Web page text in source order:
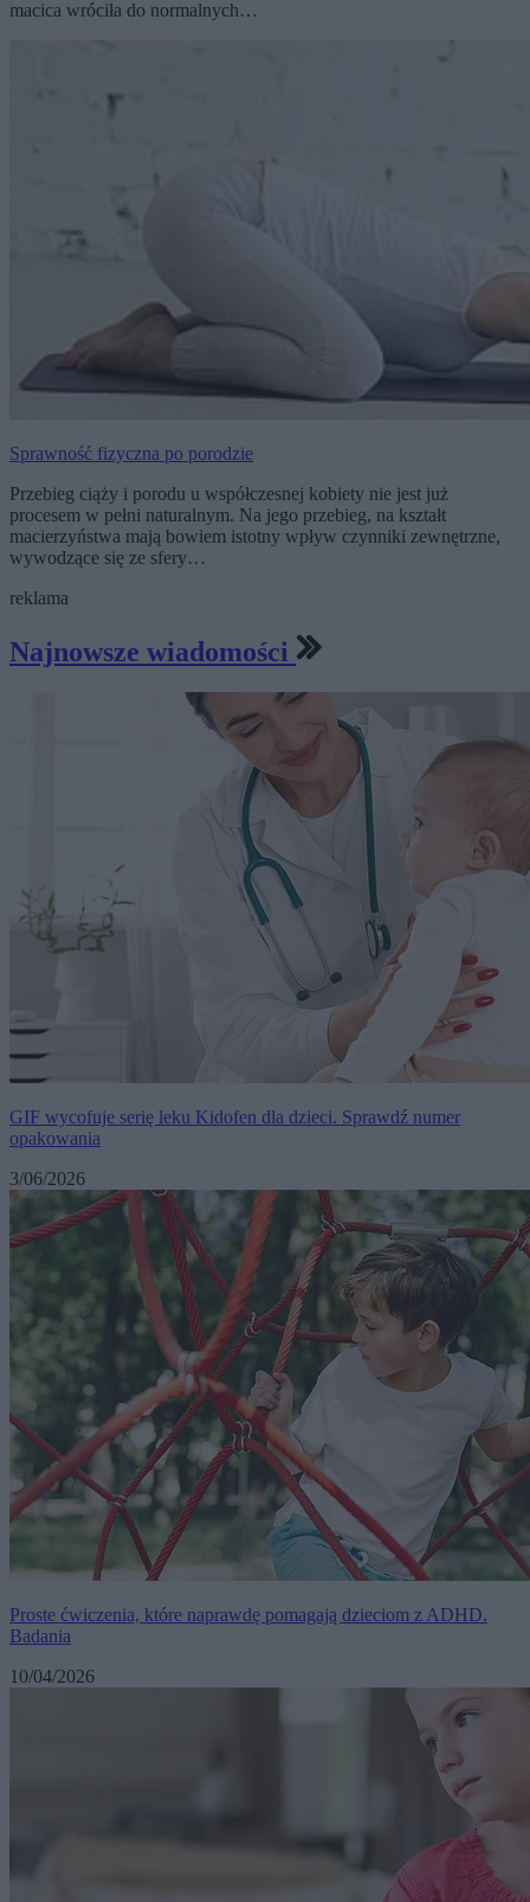
macica wróciła do normalnych…
Sprawność fizyczna po porodzie
Przebieg ciąży i porodu u współczesnej kobiety nie jest już
procesem w pełni naturalnym. Na jego przebieg, na kształt
macierzyństwa mają bowiem istotny wpływ czynniki zewnętrzne,
wywodzące się ze sfery…
reklama
Najnowsze wiadomości
GIF wycofuje serię leku Kidofen dla dzieci. Sprawdź numer
opakowania
3/06/2026
Proste ćwiczenia, które naprawdę pomagają dzieciom z ADHD.
Badania
10/04/2026